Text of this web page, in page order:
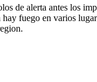
de alerta antes los
fuego en varios